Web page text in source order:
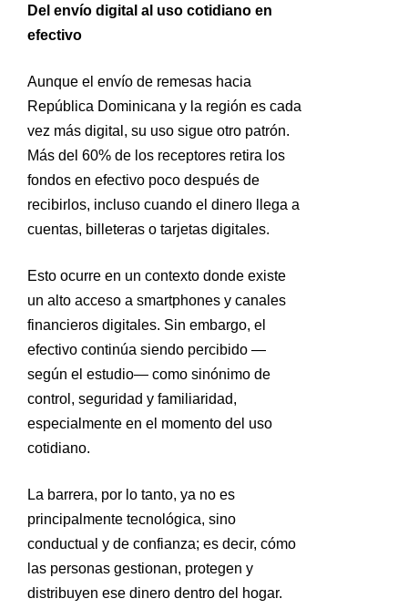
Del envío digital al uso cotidiano en
efectivo
Aunque el envío de remesas hacia
República Dominicana y la región es cada
vez más digital, su uso sigue otro patrón.
Más del 60% de los receptores retira los
fondos en efectivo poco después de
recibirlos, incluso cuando el dinero llega a
cuentas, billeteras o tarjetas digitales.
Esto ocurre en un contexto donde existe
un alto acceso a smartphones y canales
financieros digitales. Sin embargo, el
efectivo continúa siendo percibido —
según el estudio— como sinónimo de
control, seguridad y familiaridad,
especialmente en el momento del uso
cotidiano.
La barrera, por lo tanto, ya no es
principalmente tecnológica, sino
conductual y de confianza; es decir, cómo
las personas gestionan, protegen y
distribuyen ese dinero dentro del hogar.